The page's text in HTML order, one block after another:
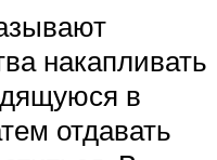
накапливать
в
отдавать